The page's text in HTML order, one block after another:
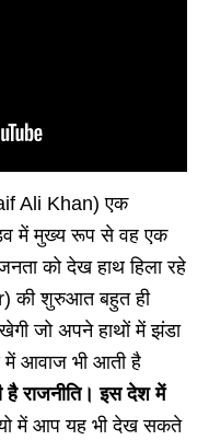
Ali Khan) एक
में मुख्य रूप से वह एक
को देख हाथ हिला रहे
की शुरुआत बहुत ही
जो अपने हाथों में झंडा
में आवाज भी आती है
है राजनीति। इस देश में
में आप यह भी देख सकते